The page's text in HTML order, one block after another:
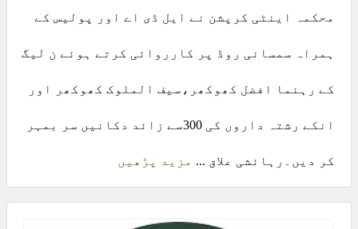
محکمہ اینٹی کرپشن نے ایل ڈی اے اور پولیس کے
ہمراہ سمسانی روڈ پر کارروائی کرتے ہوئے ن لیگ
کے رہنما افضل کھوکھر،سیف الملوک کھوکھر اور
انکے رشتہ داروں کی 300سے زائد دکانیں سر بمہر
کر دیں۔رہائشی علاق ... مزید پڑھیں